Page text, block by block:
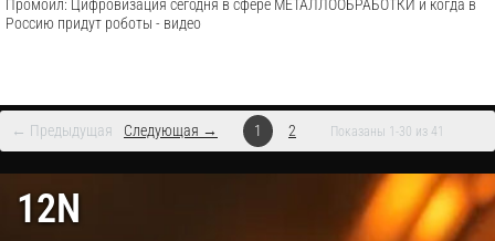
Промойл: Цифровизация сегодня в сфере МЕТАЛЛООБРАБОТКИ и когда в
Россию придут роботы - видео
← Предыдущая Следующая → 1 2 Показаны 1-30 из 41
12N